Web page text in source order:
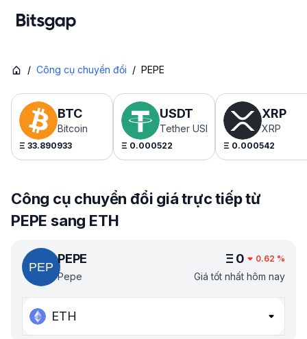
/ Công cụ chuyển đổi / PEPE
BTC
Bitcoin
Ξ 33.890933
USDT
Tether USDt
Ξ 0.000522
XRP
XRP
Ξ 0.000542
Công cụ chuyển đổi giá trực tiếp từ
PEPE sang ETH
PEPE
Pepe
Ξ 0 0.62 %
Giá tốt nhất hôm nay
ETH